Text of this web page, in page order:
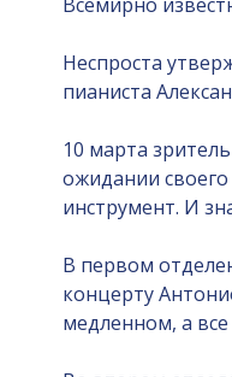
Неспроста
пианиста
10 марта
ожидании своего
инструмент. И
В первом
концерту
медленном, а